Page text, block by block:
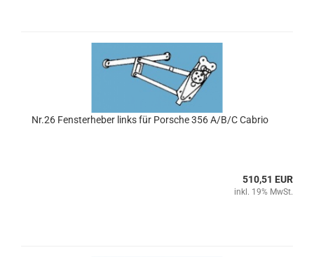
Nr.26 Fensterheber links für Porsche 356 A/B/C Cabrio
510,51 EUR
inkl. 19% MwSt.